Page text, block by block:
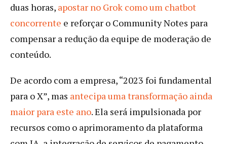
duas horas, apostar no Grok como um chatbot
concorrente e reforçar o Community Notes para
compensar a redução da equipe de moderação de
conteúdo.
De acordo com a empresa, “2023 foi fundamental
para o X”, mas antecipa uma transformação ainda
maior para este ano. Ela será impulsionada por
recursos como o aprimoramento da plataforma